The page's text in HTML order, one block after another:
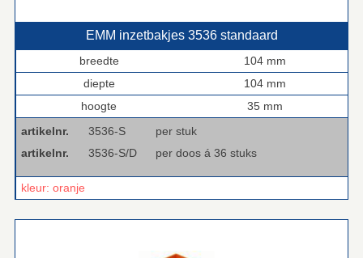
EMM inzetbakjes 3536 standaard
breedte
104 mm
diepte
104 mm
hoogte
35 mm
artikelnr. 3536-S
per stuk
artikelnr. 3536-S/D per doos á 36 stuks
kleur: oranje